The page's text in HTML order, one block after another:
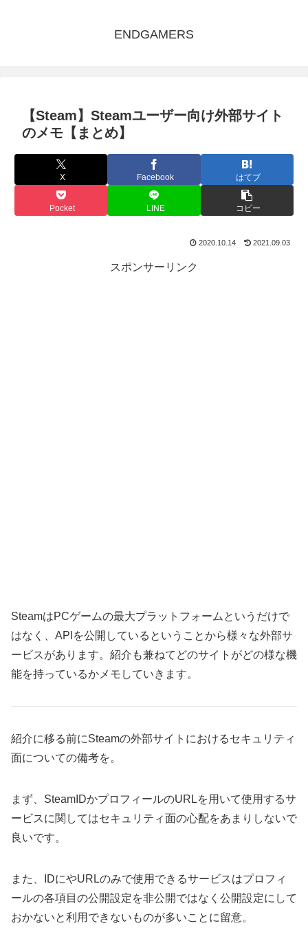
ENDGAMERS
【Steam】Steamユーザー向け外部サイト
のメモ【まとめ】
X Facebook はてブ
Pocket LINE コピー
2020.10.14 2021.09.03
スポンサーリンク
SteamはPCゲームの最大プラットフォームというだけで
はなく、APIを公開しているということから様々な外部サ
ービスがあります。紹介も兼ねてどのサイトがどの様な機
能を持っているかメモしていきます。
紹介に移る前にSteamの外部サイトにおけるセキュリティ
面についての備考を。
まず、SteamIDかプロフィールのURLを用いて使用するサ
ービスに関してはセキュリティ面の心配をあまりしないで
良いです。
また、IDにやURLのみで使用できるサービスはプロフィ
ールの各項目の公開設定を非公開ではなく公開設定にして
おかないと利用できないものが多いことに留意。